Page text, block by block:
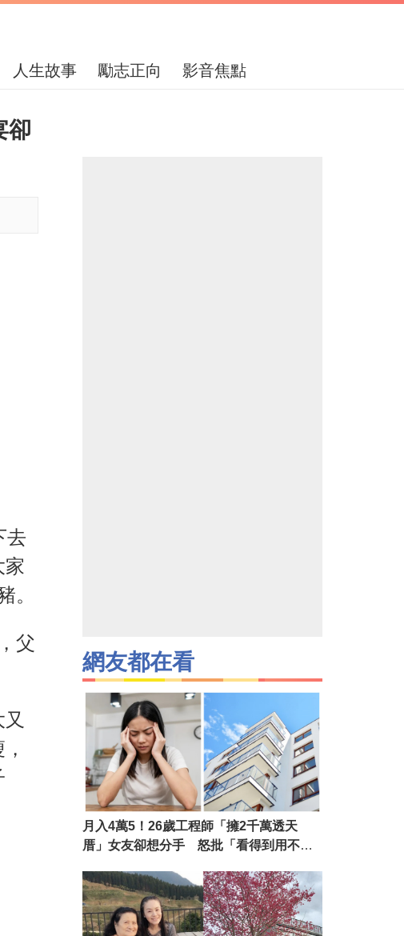
人生故事 勵志正向 影音焦點
卻
去
家
。
父
網友都在看
月入4萬5！26歲工程師「擁2千萬透天
厝」女友卻想分手 怒批「看得到用不